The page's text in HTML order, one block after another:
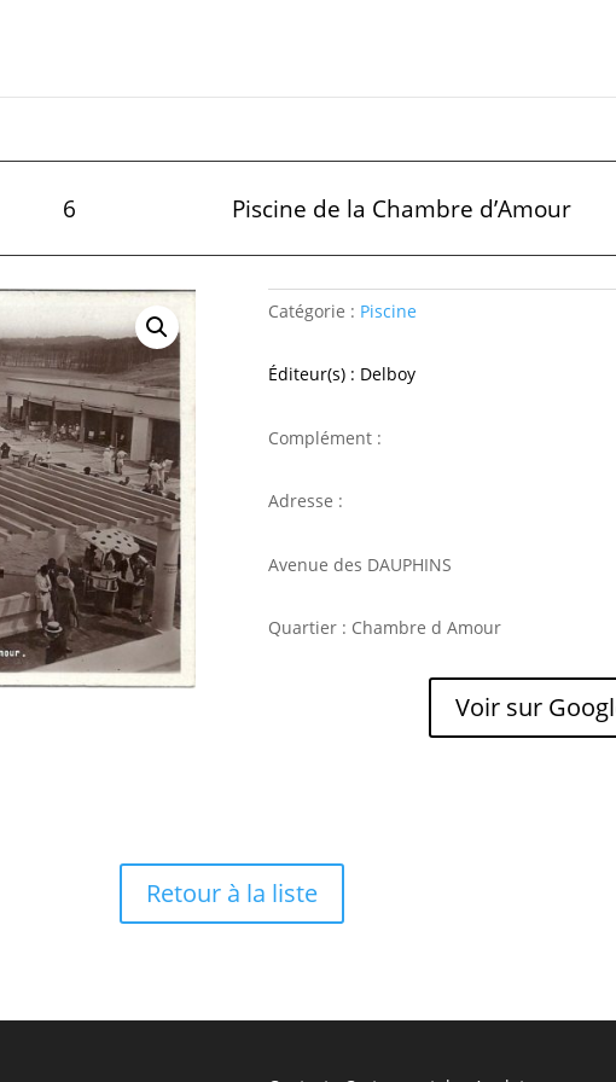
6 Piscine de la Chambre d’Amour
Catégorie : Piscine
Éditeur(s) : Delboy
Complément :
Adresse :
Avenue des DAUPHINS
Quartier : Chambre d Amour
Voir sur
Retour à la liste